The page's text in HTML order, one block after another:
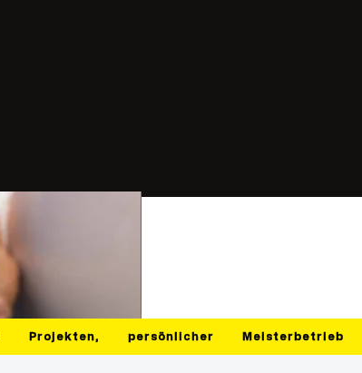
Projekten, persönlicher Meisterbetrieb